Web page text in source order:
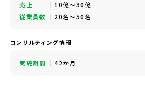
売上
10億～30億
従業員数
20名～50名
コンサルティング情報
実施期間 42か月